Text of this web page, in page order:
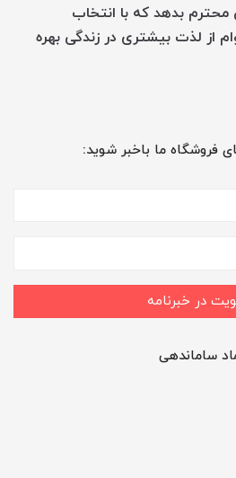
محترم بدهد که با انتخاب
از لذت بیشتری در زندگی بهره
فروشگاه ما باخبر شوید:
در خبرنامه
ساماندهی